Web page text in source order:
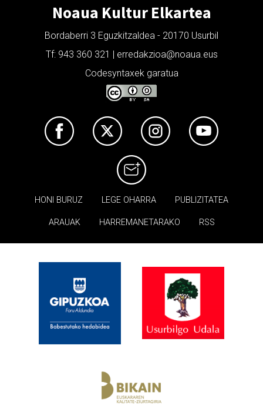
Noaua Kultur Elkartea
Bordaberri 3 Eguzkitzaldea - 20170 Usurbil
Tf: 943 360 321 | erredakzioa@noaua.eus
Codesyntaxek garatua
HONI BURUZ LEGE OHARRA PUBLIZITATEA
ARAUAK HARREMANETARAKO RSS